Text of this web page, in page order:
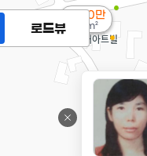
월 40만
43m²
로드뷰